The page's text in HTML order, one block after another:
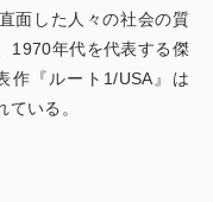
面した人々の社会の質
1970年代を代表する傑
作『ルート1/USA』は
ている。